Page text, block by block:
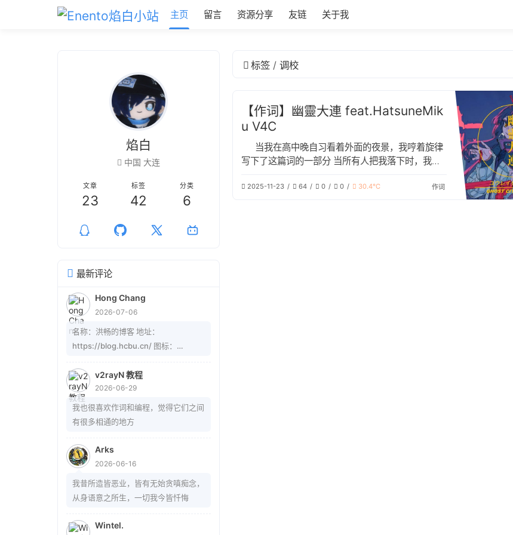
主页 留言 资源分享 友链 关于我
标签 调校
【作词】幽靈大連 feat.HatsuneMik
u V4C
当我在高中晚自习看着外面的夜景，我哼着旋律
写下了这篇词的一部分 当所有人把我落下时，我的
耀眼的城市，也不过只是一只幽灵。 大学的我，坐
2025-11-23 64 0 0 30.4℃ 作词
焰白
中国 大连
文章
23
标签
42
分类
6
最新评论
Hong Chang
2026-07-06
名称：洪畅的博客 地址：
https://blog.hcbu.cn/ 图标：
aw/master/20260607223324364.
webp 描述：想，全是问题；做，才有
答案。 订阅：
https://blog.hcbu.cn/atom.xml
v2rayN 教程
2026-06-29
我也很喜欢作词和编程，觉得它们之间
有很多相通的地方
Arks
2026-06-16
我昔所造皆恶业，皆有无始贪嗔痴念，
从身语意之所生，一切我今皆忏悔
Wintel.